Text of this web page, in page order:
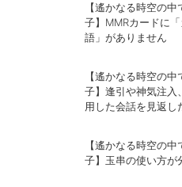
【遙かなる時空の
子】MMRカードに
語」がありません
【遙かなる時空の
子】逢引や神気注入
用した会話を見返し
【遙かなる時空の
子】玉串の使い方が